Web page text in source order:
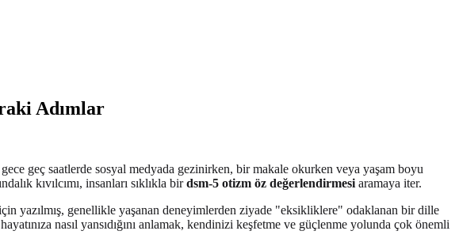
Adımlar
geç saatlerde sosyal medyada gezinirken, bir makale okurken veya yaşam boyu
kıvılcımı, insanları sıklıkla birdsm-5 otizm öz değerlendirmesi aramaya iter.
yazılmış, genellikle yaşanan deneyimlerden ziyade "eksikliklere" odaklanan bir dille
nasıl yansıdığını anlamak, kendinizi keşfetme ve güçlenme yolunda çok önemli